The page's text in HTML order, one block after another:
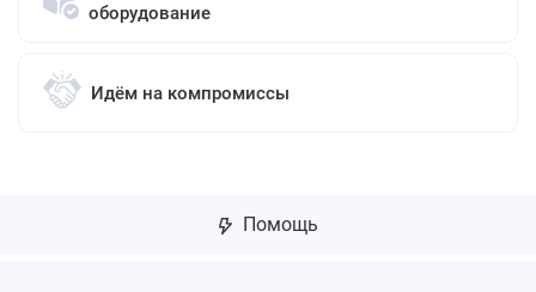
оборудование
Идём на компромиссы
Помощь